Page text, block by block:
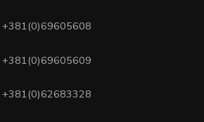
+381(0)69605608
+381(0)69605609
+381(0)62683328